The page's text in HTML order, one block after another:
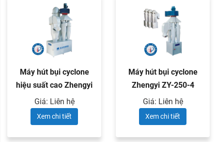
Máy hút bụi cyclone
hiệu suất cao Zhengyi
ZY-250-5
Giá: Liên hệ
Xem chi tiết
Máy hút bụi cyclone
Zhengyi ZY-250-4
Giá: Liên hệ
Xem chi tiết